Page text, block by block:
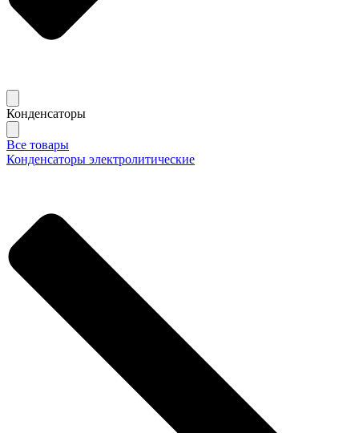
Конденсаторы
Все товары
Конденсаторы электролитические